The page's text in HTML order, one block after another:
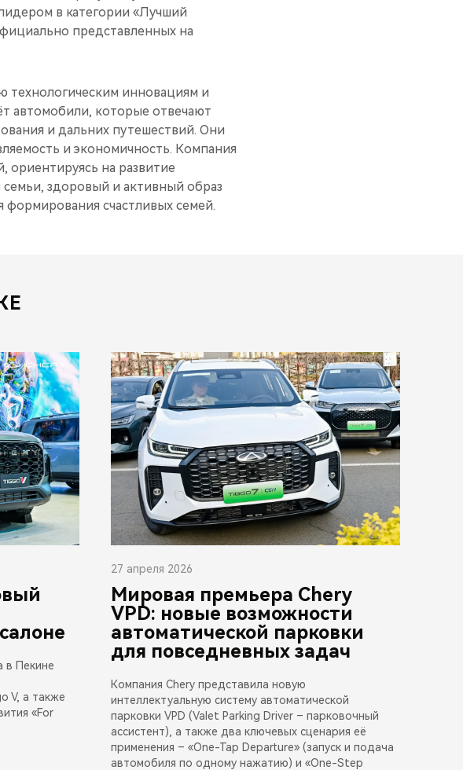
в категории «Лучший
представленных на
технологическим инновациям и
автомобили, которые отвечают
и дальних путешествий. Они
и экономичность. Компания
ориентируясь на развитие
здоровый и активный образ
счастливых семей.
в Пекине
V, а также
«For
27 апреля 2026
Мировая премьера Chery
VPD: новые возможности
автоматической парковки
для повседневных задач
Компания Chery представила новую
интеллектуальную систему автоматической
парковки VPD (Valet Parking Driver – парковочный
ассистент), а также два ключевых сценария её
применения – «One-Tap Departure» (запуск и подача
автомобиля по одному нажатию) и «One-Step